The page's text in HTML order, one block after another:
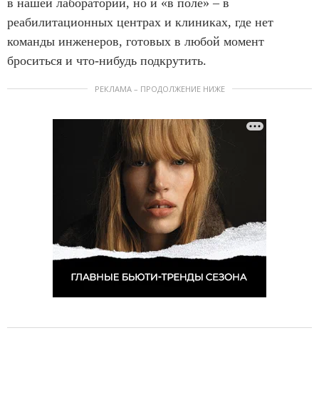
реабилитационных центрах и клиниках, где нет
команды инженеров, готовых в любой момент
броситься и что-нибудь подкрутить.
РЕКЛАМА – ПРОДОЛЖЕНИЕ НИЖЕ